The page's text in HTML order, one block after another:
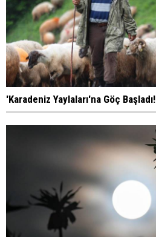
'Karadeniz Yaylaları'na Göç Başladı!